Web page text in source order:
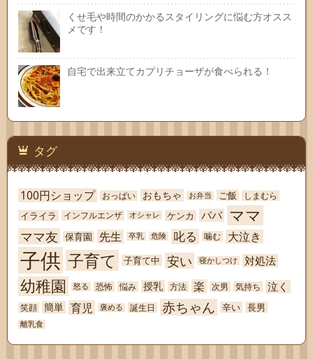
くせ毛や時間のかかるスタイリングに悩む方オスス
メです！
自宅で出来立てカプリチョーザが食べられる！
タグ
100円ショップ おっぱい おもちゃ お弁当 ご飯 しまむら
イライラ インフルエンザ オシャレ ケンカ パパ ママ
ママ友 保育園 先生 卒乳 危険 叱る 噛む 大泣き
子供 子育て 子育て中 安い 寝かしつけ 対処法
幼稚園 怒る 恐怖 悩み 授乳 方法 楽 次男 気持ち 泣く
笑顔 簡単 育児 褒める 誕生日 赤ちゃん 辛い 長男
離乳食